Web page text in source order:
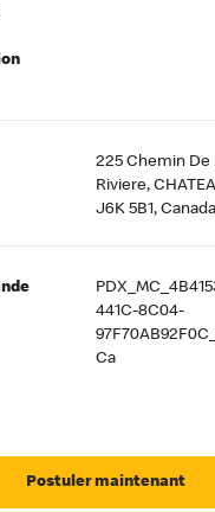
225 Chemin De
Riviere,
J6K 5B1, Canada
441C-8C04-
Ca
Postuler maintenant